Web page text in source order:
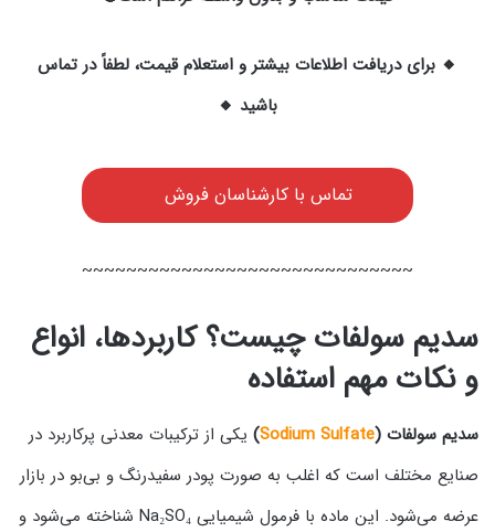
🔸 برای دریافت اطلاعات بیشتر و استعلام قیمت، لطفاً در تماس
باشید 🔸
تماس با کارشناسان فروش
~~~~~~~~~~~~~~~~~~~~~~~~~~~~~~
سدیم سولفات چیست؟ کاربردها، انواع
و نکات مهم استفاده
سدیم سولفات (Sodium Sulfate
) یکی از ترکیبات معدنی پرکاربرد در
صنایع مختلف است که اغلب به صورت پودر سفیدرنگ و بی‌بو در بازار
عرضه می‌شود. این ماده با فرمول شیمیایی Na₂SO₄ شناخته می‌شود و